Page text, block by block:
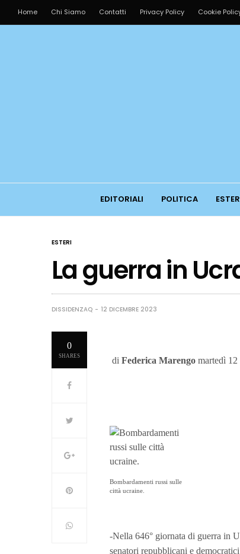
Home Chi Siamo Contatti Privacy Policy Cookie
EDITORIALI POLITICA
ESTERI
La guerra in
DISSIDENZAQ 12 DICEMBRE 2023
0
SHARES di Federica Marengo martedì
Bombardamenti russi sulle
città ucraine.
-Nella 646° giornata di guerra in
senatori repubblicani e